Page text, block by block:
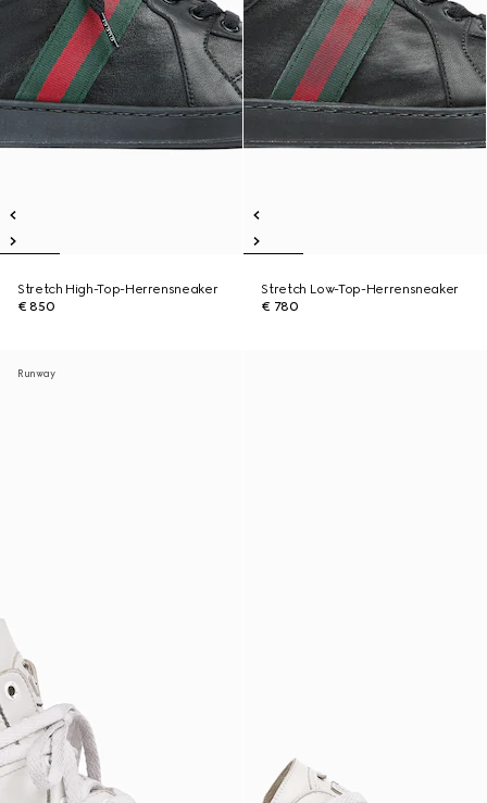
Stretch High-Top-Herrensneaker
€ 850
Stretch Low-Top-Herrensneaker
€ 780
Runway